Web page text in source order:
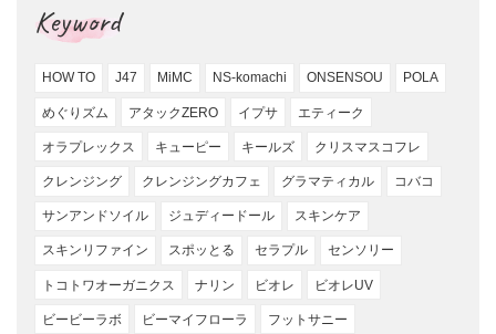
Keyword
HOW TO J47 MiMC NS-komachi ONSENSOU POLA
めぐりズム アタックZERO イプサ エティーク
オラプレックス キューピー キールズ クリスマスコフレ
クレンジング クレンジングカフェ グラマティカル コバコ
サンアンドソイル ジュディードール スキンケア
スキンリファイン スポッとる セラプル センソリー
トコトワオーガニクス ナリン ビオレ ビオレUV
ビービーラボ ビーマイフローラ フットサニー